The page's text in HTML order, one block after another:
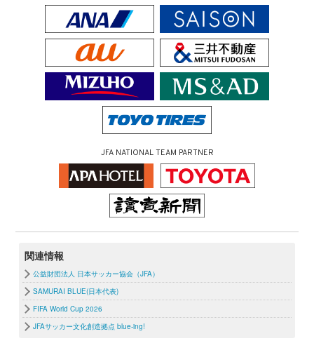
JFA NATIONAL TEAM PARTNER
関連情報
公益財団法人 日本サッカー協会（JFA）
SAMURAI BLUE(日本代表)
FIFA World Cup 2026
JFAサッカー文化創造拠点 blue-ing!